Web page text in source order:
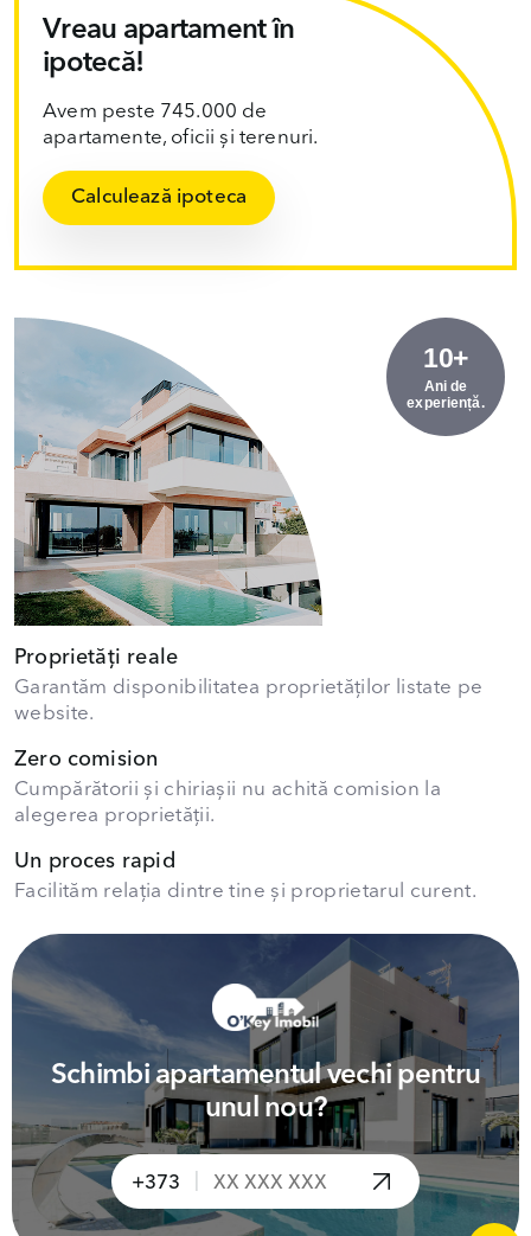
Vreau apartament în
ipotecă!
Avem peste 745.000 de
apartamente, oficii și terenuri.
Calculează ipoteca
10+
Ani de
experiență.
Proprietăți reale
Garantăm disponibilitatea proprietăților listate pe
website.
Zero comision
Cumpărătorii și chiriașii nu achită comision la
alegerea proprietății.
Un proces rapid
Facilităm relația dintre tine și proprietarul curent.
Schimbi apartamentul vechi pentru
unul nou?
+373